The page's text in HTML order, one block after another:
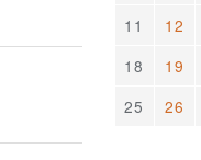
11
12
18
19
25
26